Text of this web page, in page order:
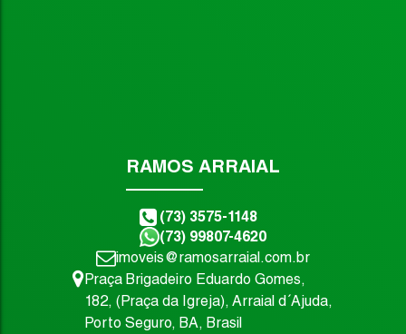
RAMOS ARRAIAL
(73) 3575-1148
(73) 99807-4620
imoveis@ramosarraial.com.br
Praça Brigadeiro Eduardo Gomes,
182, (Praça da Igreja), Arraial d´Ajuda,
Porto Seguro, BA, Brasil